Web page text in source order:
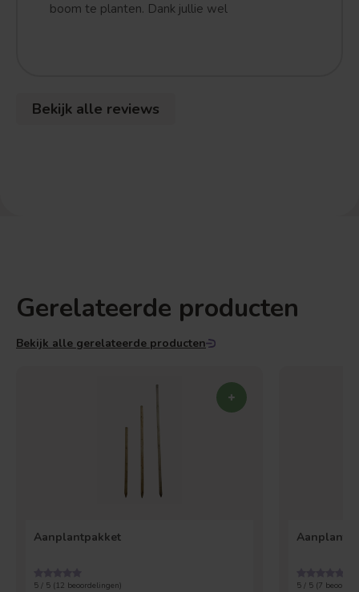
boom te planten. Dank jullie wel
Bekijk alle reviews
Gerelateerde producten
Bekijk alle gerelateerde producten
Aanplantpakket
5 / 5 (12 beoordelingen) 5 / 5 (7